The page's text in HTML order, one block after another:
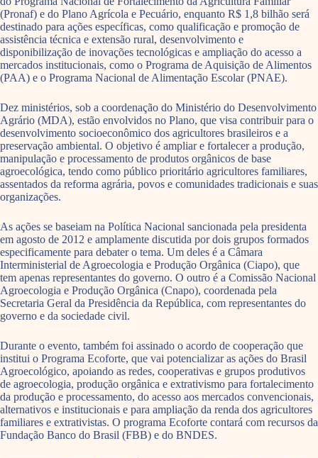
(Pronaf) e do Plano Agrícola e Pecuário, enquanto R$ 1,8 bilhão será
destinado para ações específicas, como qualificação e promoção de
assistência técnica e extensão rural, desenvolvimento e
disponibilização de inovações tecnológicas e ampliação do acesso a
mercados institucionais, como o Programa de Aquisição de Alimentos
(PAA) e o Programa Nacional de Alimentação Escolar (PNAE).
Dez ministérios, sob a coordenação do Ministério do Desenvolvimento
Agrário (MDA), estão envolvidos no Plano, que visa contribuir para o
desenvolvimento socioeconômico dos agricultores brasileiros e a
preservação ambiental. O objetivo é ampliar e fortalecer a produção,
manipulação e processamento de produtos orgânicos de base
agroecológica, tendo como público prioritário agricultores familiares,
assentados da reforma agrária, povos e comunidades tradicionais e suas
organizações.
As ações se baseiam na Política Nacional sancionada pela presidenta
em agosto de 2012 e amplamente discutida por dois grupos formados
especificamente para debater o tema. Um deles é a Câmara
Interministerial de Agroecologia e Produção Orgânica (Ciapo), que
tem apenas representantes do governo. O outro é a Comissão Nacional
Agroecologia e Produção Orgânica (Cnapo), coordenada pela
Secretaria Geral da Presidência da República, com representantes do
governo e da sociedade civil.
Durante o evento, também foi assinado o acordo de cooperação que
institui o Programa Ecoforte, que vai potencializar as ações do Brasil
Agroecológico, apoiando as redes, cooperativas e grupos produtivos
de agroecologia, produção orgânica e extrativismo para fortalecimento
da produção e processamento, do acesso aos mercados convencionais,
alternativos e institucionais e para ampliação da renda dos agricultores
familiares e extrativistas. O programa Ecoforte contará com recursos da
Fundação Banco do Brasil (FBB) e do BNDES.